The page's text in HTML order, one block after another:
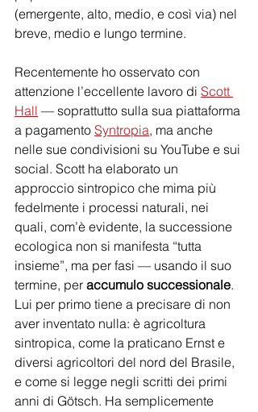
(emergente, alto, medio, e così via) nel
breve, medio e lungo termine.
Recentemente ho osservato con
attenzione l’eccellente lavoro di Scott
Hall — soprattutto sulla sua piattaforma
a pagamento Syntropia, ma anche
nelle sue condivisioni su YouTube e sui
social. Scott ha elaborato un
approccio sintropico che mima più
fedelmente i processi naturali, nei
quali, com’è evidente, la successione
ecologica non si manifesta “tutta
insieme”, ma per fasi — usando il suo
termine, per accumulo successionale.
Lui per primo tiene a precisare di non
aver inventato nulla: è agricoltura
sintropica, come la praticano Ernst e
diversi agricoltori del nord del Brasile,
e come si legge negli scritti dei primi
anni di Götsch. Ha semplicemente